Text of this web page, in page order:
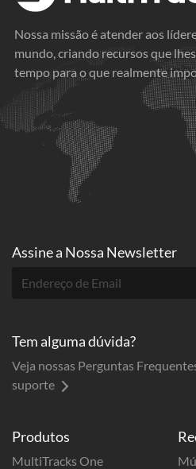
Nossa missão é atender aos
mundo, criando recursos que
tempo para o que realmente
Produtos
MultiTracks One
Assine a Nossa Newsletter
Tem alguma dúvida?
Veja nossas Perguntas
suporte